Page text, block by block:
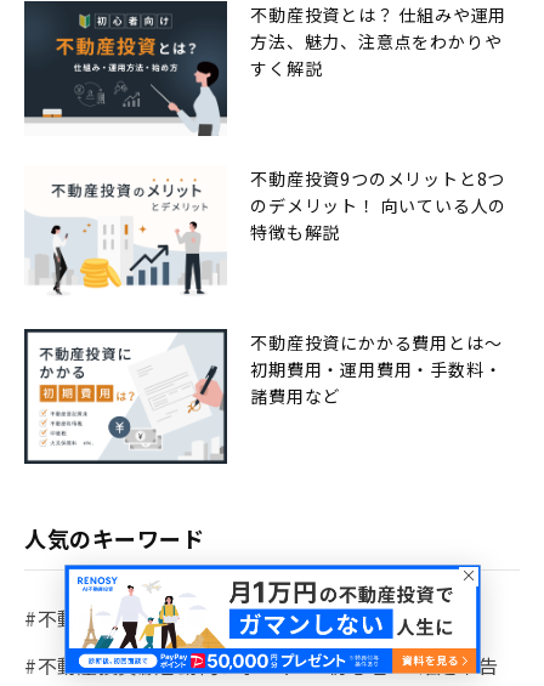
不動産投資とは？ 仕組みや運用
方法、魅力、注意点をわかりや
すく解説
不動産投資9つのメリットと8つ
のデメリット！ 向いている人の
特徴も解説
不動産投資にかかる費用とは〜
初期費用・運用費用・手数料・
諸費用など
人気のキーワード
#不動産投資 #老後
#NISA
#不動産投資顧客動向レポート #初心者 #確定申告